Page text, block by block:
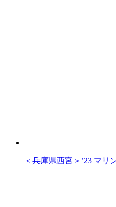
＜兵庫県西宮＞’23 マリ